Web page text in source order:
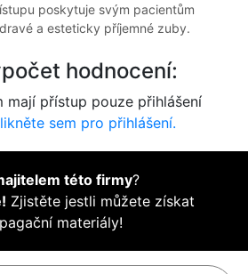
poskytuje svým pacientům
a esteticky příjemné zuby.
hodnocení:
mají přístup pouze přihlášení
sem pro přihlášení.
této firmy?
Zjistěte jestli můžete získat
materiály!